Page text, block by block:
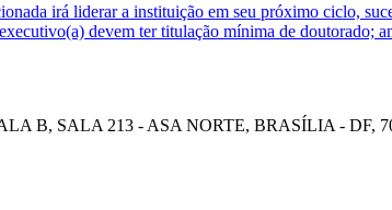
irá liderar a instituição em seu próximo ciclo,
devem ter titulação mínima de doutorado;
B, SALA 213 - ASA NORTE, BRASÍLIA - DF,